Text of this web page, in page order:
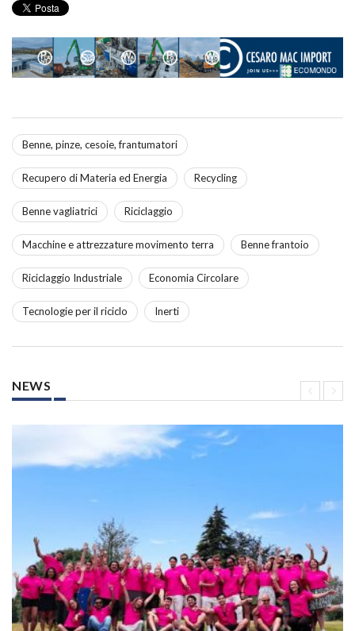
Benne, pinze, cesoie, frantumatori
Recupero di Materia ed Energia Recycling
Benne vagliatrici Riciclaggio
Macchine e attrezzature movimento terra Benne frantoio
Riciclaggio Industriale Economia Circolare
Tecnologie per il riciclo Inerti
NEWS